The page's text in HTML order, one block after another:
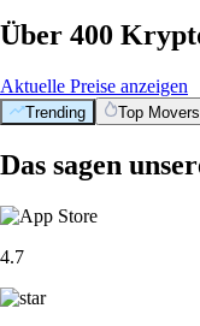
Über 400
Aktuelle Preise anzeigen
Trending Top Movers
Das sagen
4.7